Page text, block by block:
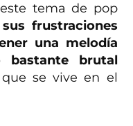
tema de pop
sus frustraciones
una melodía
bastante brutal
se vive en el